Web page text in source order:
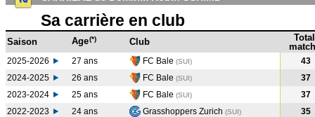
Sa carrière en club
Saison Age(*) Club
Total
2025-2026 27 ans FC Bale (SUI)
43
2024-2025
26 ans FC Bale (SUI)
37
2023-2024
25 ans FC Bale (SUI)
37
2022-2023
24 ans Grasshoppers Zurich (SUI)
35